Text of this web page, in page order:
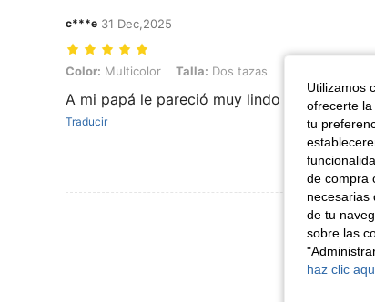
c***e 31 Dec,2025
Color: Multicolor, Talla: Dos tazas
Color: Multicolor Talla: Dos tazas
A mi papá le pareció muy lindo regalo,
Traducir
Ver
Utilizamos
ofrecerte
tu
de compra
necesarias
de tu
sobre las
haz clic